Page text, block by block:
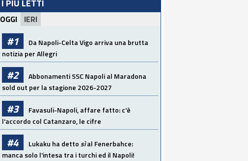
I PIÙ LETTI
OGGI IERI
#1
Da Napoli-Celta Vigo arriva una brutta
notizia per Allegri
#2
Abbonamenti SSC Napoli al Maradona
sold out per la stagione 2026-2027
#3
Favasuli-Napoli, affare fatto: c'è
l'accordo col Catanzaro, le cifre
#4 Lukaku ha dettosìal Fenerbahce:
manca solo l'intesa tra i turchi ed il Napoli!